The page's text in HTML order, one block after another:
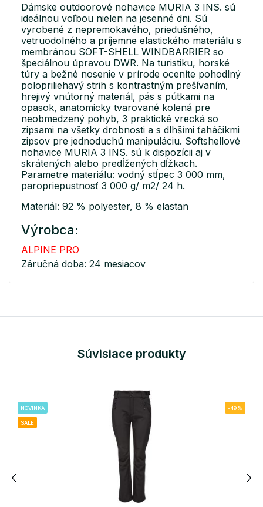
Dámske outdoorové nohavice MURIA 3 INS. sú
ideálnou voľbou nielen na jesenné dni. Sú
vyrobené z nepremokavého, priedušného,
vetruodolného a príjemne elastického materiálu s
membránou SOFT-SHELL WINDBARRIER so
špeciálnou úpravou DWR. Na turistiku, horské
túry a bežné nosenie v prírode oceníte pohodlný
polopriliehavý strih s kontrastným prešívaním,
hrejivý vnútorný materiál, pás s pútkami na
opasok, anatomicky tvarované kolená pre
neobmedzený pohyb, 3 praktické vrecká so
zipsami na všetky drobnosti a s dlhšími ťaháčikmi
zipsov pre jednoduchú manipuláciu. Softshellové
nohavice MURIA 3 INS. sú k dispozícii aj v
skrátených alebo predĺžených dĺžkach.
Parametre materiálu: vodný stĺpec 3 000 mm,
paropriepustnosť 3 000 g/ m2/ 24 h.
Materiál: 92 % polyester, 8 % elastan
Výrobca:
ALPINE PRO
Záručná doba: 24 mesiacov
Súvisiace produkty
NOVINKA
SALE
-49%